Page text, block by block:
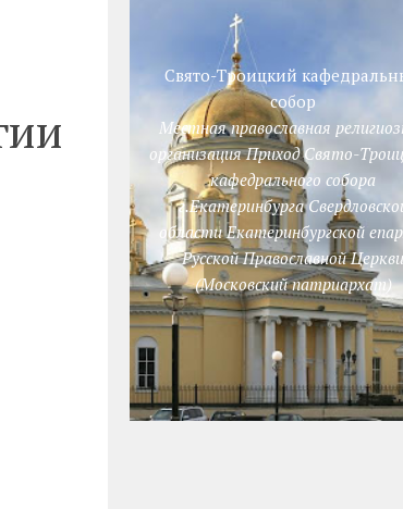
Свято-Троицкий
собор
Местная православная
организация Приход Свято-
кафедрального собора
г.Екатеринбурга
области Екатеринбургской
Русской Православной Церкви
(Московский патриархат)